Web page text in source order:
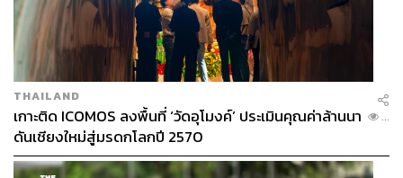
TAGS: THE STANDARD
THE STANDARD DEBATE
เลือกตั้งผู้ว่าฯ กทม
ผู้ว่าฯ กทม.
ผู้ว่าราชการกรุงเทพมหานคร
สมาชิกสภากรุงเทพมหานคร (ส.ก.)
THE CANDIDATE BATTLE
THAILAND
เกาะติด ICOMOS ลงพื้นที่ ‘วัดอุโมงค์’ ประเมินคุณค่าล้านนา
ดันเชียงใหม่สู่มรดกโลกปี 2570
...